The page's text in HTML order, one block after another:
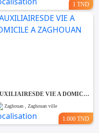
1 TND
AUXILIAIRESDE VIE A DOMICILE A ZAGHOUAN
Zaghouan , Zaghouan ville
1.000 TND